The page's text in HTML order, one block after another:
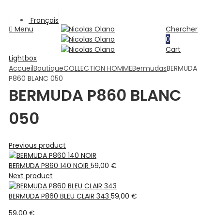
Français
Menu
Chercher
0
Cart
Lightbox
AccueilBoutiqueCOLLECTION HOMMEBermudasBERMUDA
P860 BLANC 050
BERMUDA P860 BLANC
050
Previous product
BERMUDA P860 140 NOIR 59,00 €
Next product
BERMUDA P860 BLEU CLAIR 343 59,00 €